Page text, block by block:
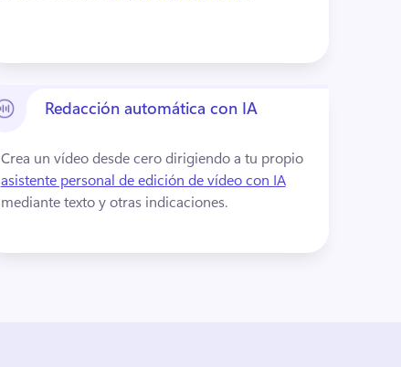
Redacción automática con IA
Crea un vídeo desde cero dirigiendo a tu propio
asistente personal de edición de vídeo con IA
mediante texto y otras indicaciones.